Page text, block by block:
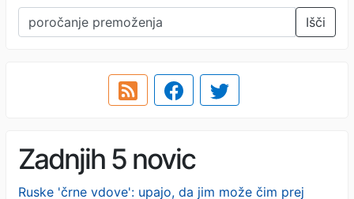
Išči
Zadnjih 5 novic
Ruske 'črne vdove': upajo, da jim može čim prej